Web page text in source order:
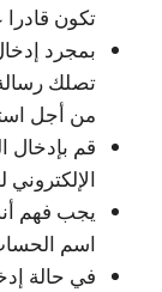
تكون
بمجرد
تصلك
من أجل
قم بإدخال
يجب فهم
اسم
في حالة